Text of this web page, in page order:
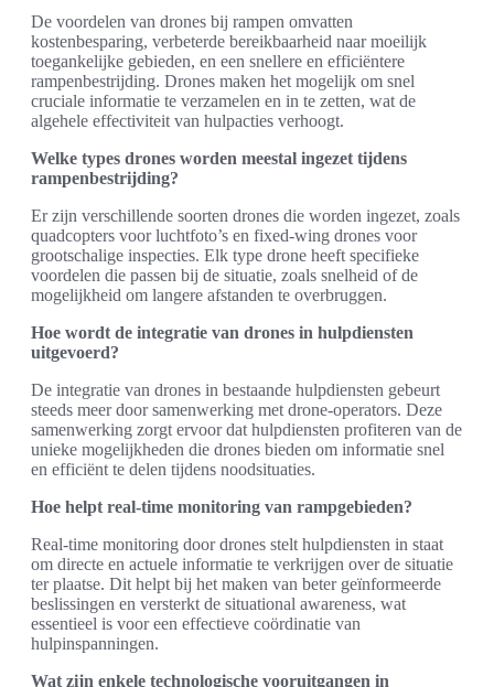
De voordelen van drones bij rampen omvatten
kostenbesparing, verbeterde bereikbaarheid naar moeilijk
toegankelijke gebieden, en een snellere en efficiëntere
rampenbestrijding. Drones maken het mogelijk om snel
cruciale informatie te verzamelen en in te zetten, wat de
algehele effectiviteit van hulpacties verhoogt.
Welke types drones worden meestal ingezet tijdens
rampenbestrijding?
Er zijn verschillende soorten drones die worden ingezet, zoals
quadcopters voor luchtfoto’s en fixed-wing drones voor
grootschalige inspecties. Elk type drone heeft specifieke
voordelen die passen bij de situatie, zoals snelheid of de
mogelijkheid om langere afstanden te overbruggen.
Hoe wordt de integratie van drones in hulpdiensten
uitgevoerd?
De integratie van drones in bestaande hulpdiensten gebeurt
steeds meer door samenwerking met drone-operators. Deze
samenwerking zorgt ervoor dat hulpdiensten profiteren van de
unieke mogelijkheden die drones bieden om informatie snel
en efficiënt te delen tijdens noodsituaties.
Hoe helpt real-time monitoring van rampgebieden?
Real-time monitoring door drones stelt hulpdiensten in staat
om directe en actuele informatie te verkrijgen over de situatie
ter plaatse. Dit helpt bij het maken van beter geïnformeerde
beslissingen en versterkt de situational awareness, wat
essentieel is voor een effectieve coördinatie van
hulpinspanningen.
Wat zijn enkele technologische vooruitgangen in